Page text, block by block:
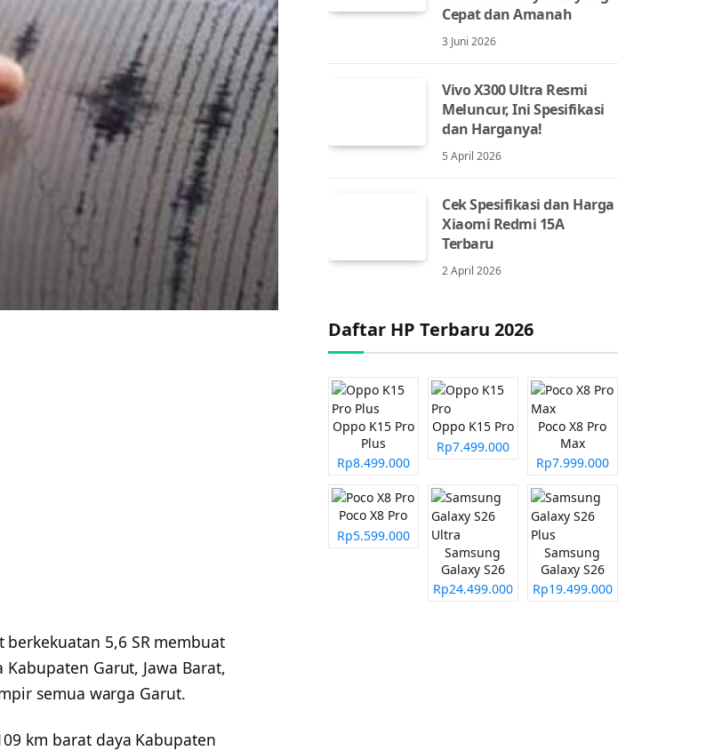
berkekuatan 5,6 SR membuat
Garut, Jawa Barat,
semua warga Garut.
km barat daya Kabupaten
Cepat dan Amanah
3 Juni 2026
Vivo X300 Ultra Resmi
Meluncur, Ini Spesifikasi
dan Harganya!
5 April 2026
Cek Spesifikasi dan Harga
Xiaomi Redmi 15A
Terbaru
2 April 2026
Daftar HP Terbaru 2026
Oppo K15 Pro
Plus
Rp8.499.000
Oppo K15 Pro
Rp7.499.000
Poco X8 Pro
Max
Rp7.999.000
Poco X8 Pro
Rp5.599.000
Samsung
Galaxy S26
Ultra
Rp24.499.000
Samsung
Galaxy S26
Plus
Rp19.499.000